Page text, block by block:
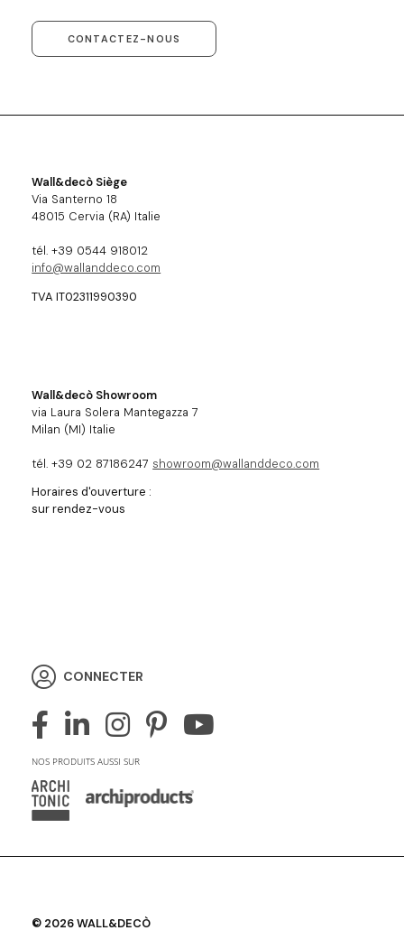
CONTACTEZ-NOUS
Wall&decò Siège
Via Santerno 18
48015 Cervia (RA) Italie
tél. +39 0544 918012
info@wallanddeco.com
TVA IT02311990390
Wall&decò Showroom
via Laura Solera Mantegazza 7
Milan (MI) Italie
tél. +39 02 87186247 showroom@wallanddeco.com
Horaires d'ouverture :
sur rendez-vous
CONNECTER
NOS PRODUITS AUSSI SUR
© 2026 WALL&DECÒ